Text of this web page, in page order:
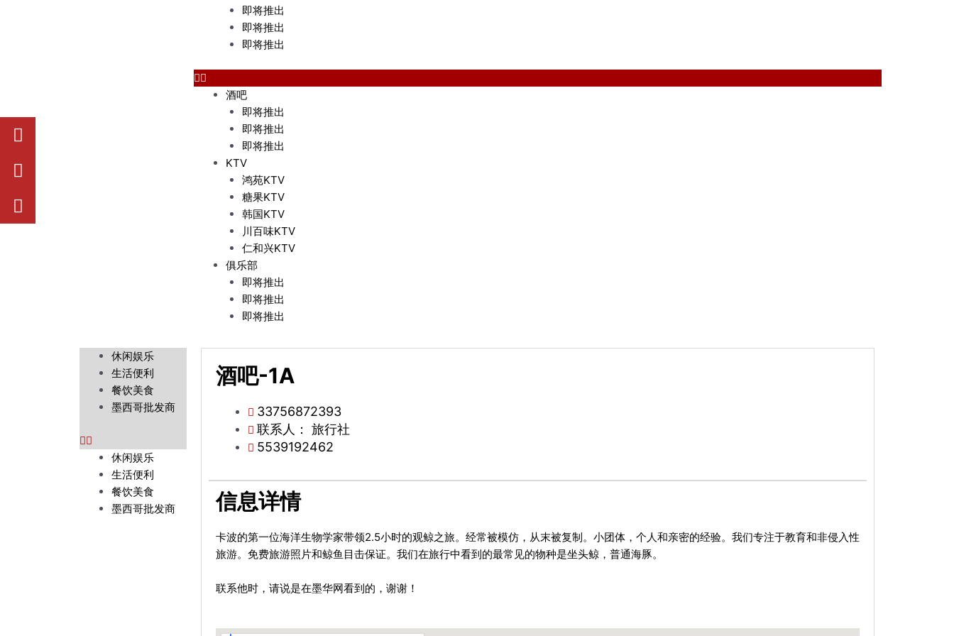
即将推出
即将推出
即将推出
酒吧
即将推出
即将推出
即将推出
KTV
鸿苑KTV
糖果KTV
韩国KTV
川百味KTV
仁和兴KTV
俱乐部
即将推出
即将推出
即将推出
休闲娱乐
生活便利
餐饮美食
墨西哥批发商
M
休闲娱乐
生活便利
餐饮美食
墨西哥批发商
酒吧-1A
33756872393
联系人： 旅行社
5539192462
信息详情
卡波的第一位海洋生物学家带领2.5小时的观鲸之旅。经常被模仿，从末被复制。小团体，个人和亲密的经验。我们专注于教育和非侵入性
旅游。免费旅游照片和鲸鱼目击保证。我们在旅行中看到的最常见的物种是坐头鲸，普通海豚。
联系他时，请说是在墨华网看到的，谢谢！
W
h
a
t
s
a
W
e
i
x
i
n
Y
o
u
t
u
b